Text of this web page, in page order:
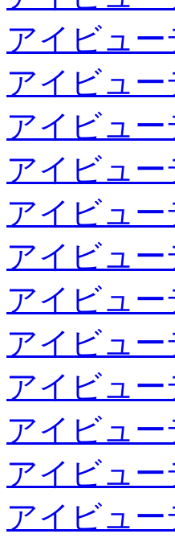
アイビュ
アイビュ
アイビュ
アイビュ
アイビュ
アイビュ
アイビュ
アイビュ
アイビュ
アイビュ
アイビュ
アイビュ